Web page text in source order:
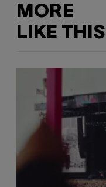
MORE
LIKE THIS